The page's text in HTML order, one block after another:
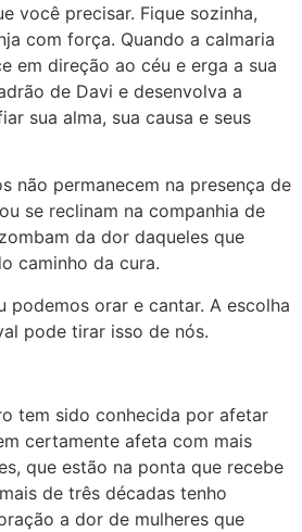
você precisar. Fique sozinha,
com força. Quando a calmaria
em direção ao céu e erga a sua
de Davi e desenvolva a
sua alma, sua causa e seus
não permanecem na presença de
se reclinam na companhia de
da dor daqueles que
caminho da cura.
podemos orar e cantar. A escolha
pode tirar isso de nós.
tem sido conhecida por afetar
certamente afeta com mais
que estão na ponta que recebe
de três décadas tenho
a dor de mulheres que